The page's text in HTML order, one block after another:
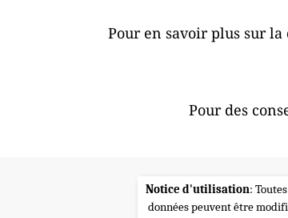
Pour en savoir plus sur
Pour des
Notice d'utilisation:
données peuvent être